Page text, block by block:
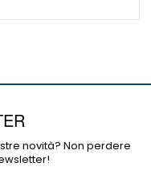
novità? Non perdere